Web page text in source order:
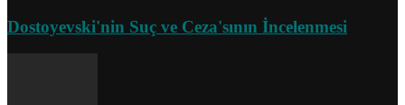
Dostoyevski'nin Suç ve Ceza'sının İncelenmesi